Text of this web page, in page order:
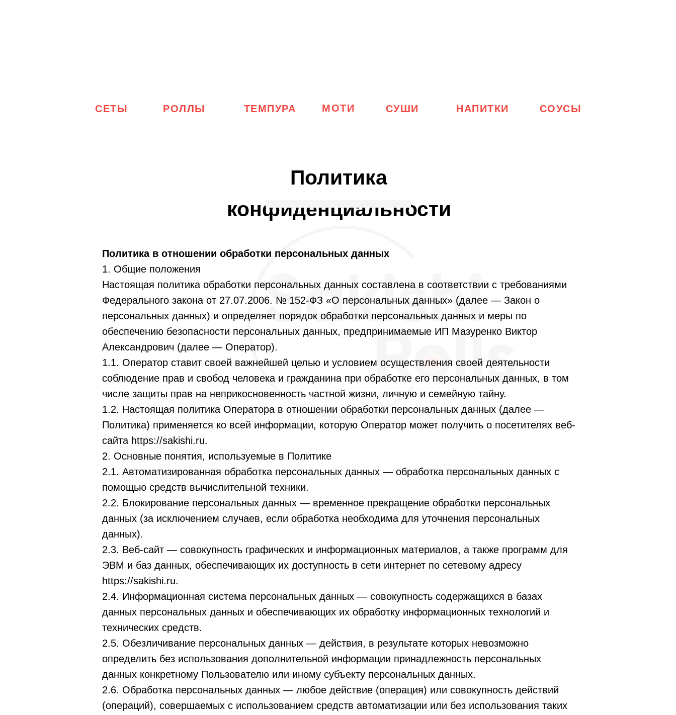
СЕТЫ СОУСЫ
РОЛЛЫ ТЕМПУРА СУШИ НАПИТКИ
МОТИ
Политика в отношении обработки персональных данных
1. Общие положения
Настоящая политика обработки персональных данных составлена в соответствии с требованиями
Федерального закона от 27.07.2006. № 152-ФЗ «О персональных данных» (далее — Закон о
персональных данных) и определяет порядок обработки персональных данных и меры по
обеспечению безопасности персональных данных, предпринимаемые ИП Мазуренко Виктор
Александрович (далее — Оператор).
1.1. Оператор ставит своей важнейшей целью и условием осуществления своей деятельности
соблюдение прав и свобод человека и гражданина при обработке его персональных данных, в том
числе защиты прав на неприкосновенность частной жизни, личную и семейную тайну.
1.2. Настоящая политика Оператора в отношении обработки персональных данных (далее —
Политика) применяется ко всей информации, которую Оператор может получить о посетителях веб-
сайта https://sakishi.ru.
2. Основные понятия, используемые в Политике
2.1. Автоматизированная обработка персональных данных — обработка персональных данных с
помощью средств вычислительной техники.
2.2. Блокирование персональных данных — временное прекращение обработки персональных
данных (за исключением случаев, если обработка необходима для уточнения персональных
данных).
2.3. Веб-сайт — совокупность графических и информационных материалов, а также программ для
ЭВМ и баз данных, обеспечивающих их доступность в сети интернет по сетевому адресу
https://sakishi.ru.
2.4. Информационная система персональных данных — совокупность содержащихся в базах
данных персональных данных и обеспечивающих их обработку информационных технологий и
технических средств.
2.5. Обезличивание персональных данных — действия, в результате которых невозможно
определить без использования дополнительной информации принадлежность персональных
данных конкретному Пользователю или иному субъекту персональных данных.
2.6. Обработка персональных данных — любое действие (операция) или совокупность действий
(операций), совершаемых с использованием средств автоматизации или без использования таких
Политика
конфиденциальности